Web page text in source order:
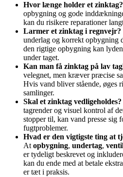
Hvor længe holder et zinktag?
opbygning og gode
kan du risikere reparationer
Larmer et zinktag i regnvejr?
underlag og korrekt opbygning
den rigtige opbygning kan
under taget.
Kan man få zinktag på lav
velegnet, men kræver præcise
Hvis vand bliver stående, øges
samlinger.
Skal et zinktag vedligeholdes?
tagrender og visuel kontrol af
stopper til, kan vand presse sig
fugtproblemer.
Hvad er den vigtigste ting at
At opbygning, undertag,
er tydeligt beskrevet og
kan du ende med at betale
er tæt i praksis.